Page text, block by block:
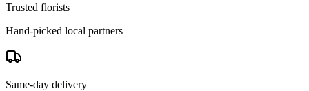
Trusted florists
Hand-picked local partners
Same-day delivery